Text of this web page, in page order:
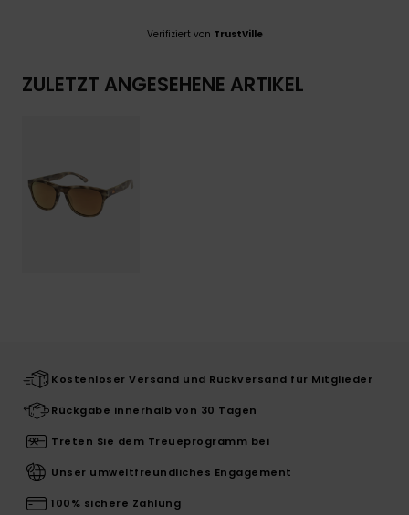
Verifiziert von TrustVille
ZULETZT ANGESEHENE ARTIKEL
Kostenloser Versand und Rückversand für Mitglieder
Rückgabe innerhalb von 30 Tagen
Treten Sie dem Treueprogramm bei
Unser umweltfreundliches Engagement
100% sichere Zahlung